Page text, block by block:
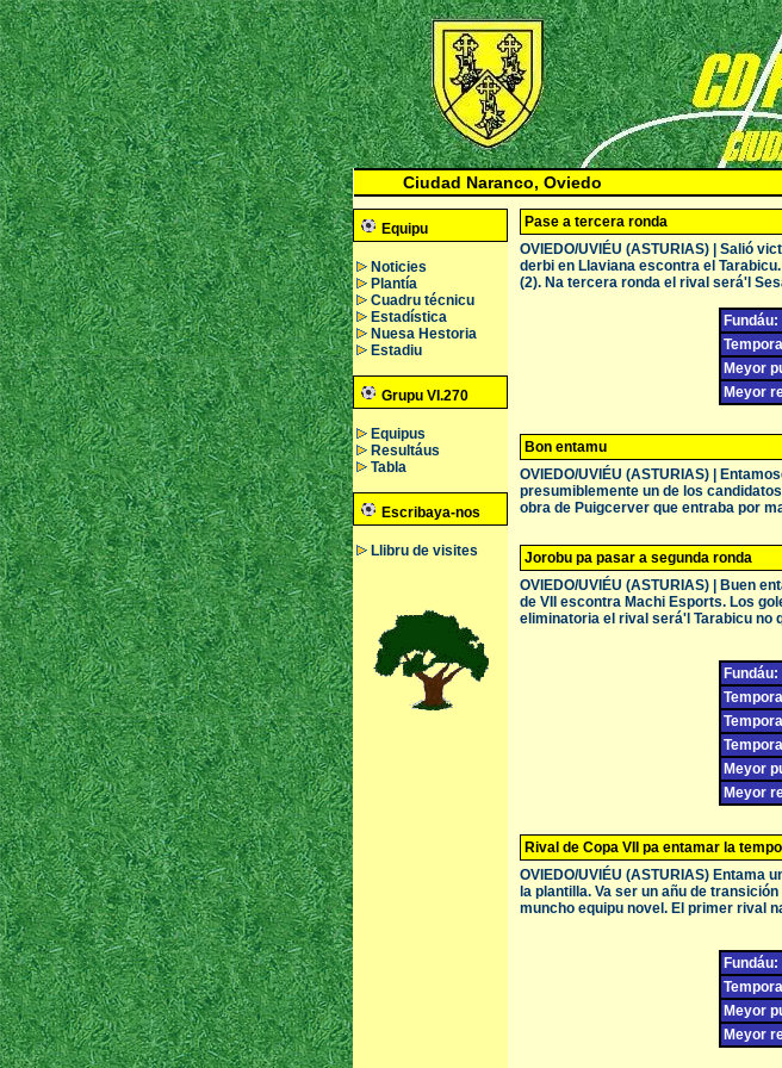
Ciudad Naranco, Oviedo
Equipu
Noticies
Plantía
Cuadru técnicu
Estadística
Nuesa Hestoria
Estadiu
Grupu VI.270
Equipus
Resultáus
Tabla
Escribaya-nos
Llibru de visites
Pase a tercera ronda
OVIEDO/UVIÉU (ASTURIAS) | Salió
derbi en Llaviana escontra el
(2). Na tercera ronda el rival será'l
Meyor
Meyor
Bon entamu
OVIEDO/UVIÉU (ASTURIAS) |
presumiblemente un de los
obra de Puigcerver que entraba por
Jorobu pa pasar a segunda ronda
OVIEDO/UVIÉU (ASTURIAS) | Buen
de VII escontra Machi Esports. Los
eliminatoria el rival será'l Tarabicu no
Meyor
Meyor
Rival de Copa VII pa entamar la
OVIEDO/UVIÉU (ASTURIAS) Entama
la plantilla. Va ser un añu de
muncho equipu novel. El primer rival
Meyor
Meyor